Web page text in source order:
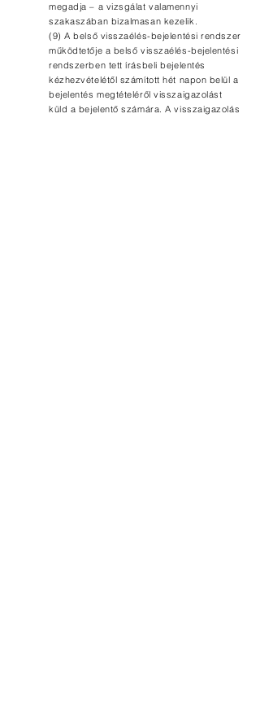
megadja – a vizsgálat valamennyi
szakaszában bizalmasan kezelik.
(9) A belső visszaélés-bejelentési rendszer
működtetője a belső visszaélés-bejelentési
rendszerben tett írásbeli bejelentés
kézhezvételétől számított hét napon belül a
bejelentés megtételéről visszaigazolást
küld a bejelentő számára. A visszaigazolás